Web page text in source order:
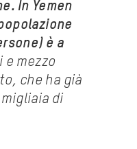
In Yemen
è a
e mezzo
che ha già
di